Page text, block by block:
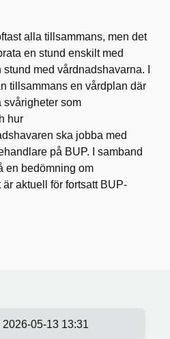
alla tillsammans, men det
en stund enskilt med
med vårdnadshavarna. I
tillsammans en vårdplan där
svårigheter som
hur
ska jobba med
på BUP. I samband
en bedömning om
aktuell för fortsatt BUP-
2026-05-13 13:31